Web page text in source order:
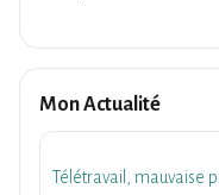
Mon Actualité
Télétravail, mauvaise